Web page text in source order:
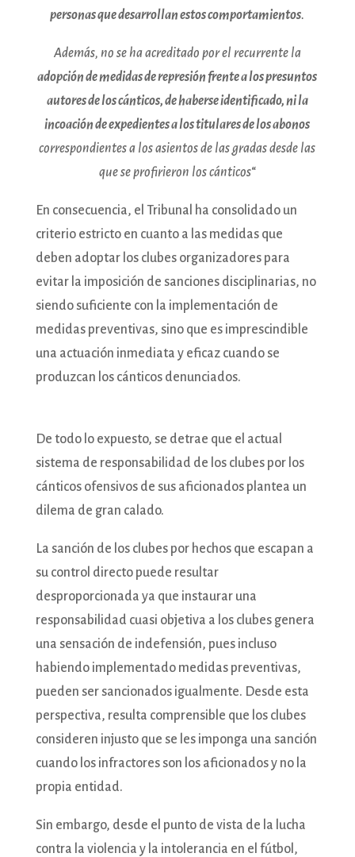
personas que desarrollan estos comportamientos.
Además, no se ha acreditado por el recurrente la
adopción de medidas de represión frente a los presuntos
autores de los cánticos, de haberse identificado, ni la
incoación de expedientes a los titulares de los abonos
correspondientes a los asientos de las gradas desde las
que se profirieron los cánticos“
En consecuencia, el Tribunal ha consolidado un
criterio estricto en cuanto a las medidas que
deben adoptar los clubes organizadores para
evitar la imposición de sanciones disciplinarias, no
siendo suficiente con la implementación de
medidas preventivas, sino que es imprescindible
una actuación inmediata y eficaz cuando se
produzcan los cánticos denunciados.
De todo lo expuesto, se detrae que el actual
sistema de responsabilidad de los clubes por los
cánticos ofensivos de sus aficionados plantea un
dilema de gran calado.
La sanción de los clubes por hechos que escapan a
su control directo puede resultar
desproporcionada ya que instaurar una
responsabilidad cuasi objetiva a los clubes genera
una sensación de indefensión, pues incluso
habiendo implementado medidas preventivas,
pueden ser sancionados igualmente. Desde esta
perspectiva, resulta comprensible que los clubes
consideren injusto que se les imponga una sanción
cuando los infractores son los aficionados y no la
propia entidad.
Sin embargo, desde el punto de vista de la lucha
contra la violencia y la intolerancia en el fútbol,